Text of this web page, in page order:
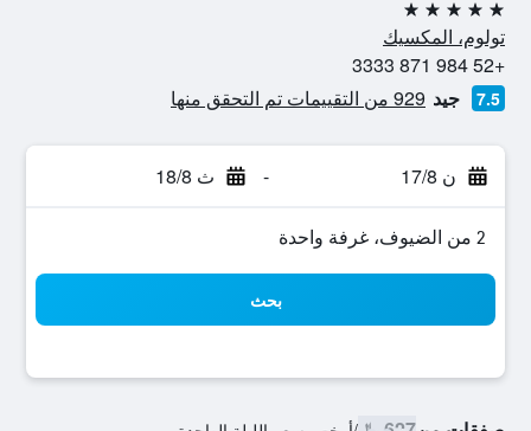
5 نجوم
تولوم، المكسيك
+52 984 871 3333
7.5 جيد 929 من التقييمات تم التحقق منها
ن 17/8 - ث 18/8
2 من الضيوف، غرفة واحدة
بحث